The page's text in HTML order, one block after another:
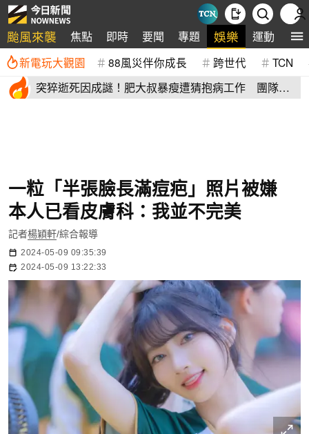
颱風來襲 焦點 即時 要聞 專題 娛樂 運動 全
新電玩大觀園 88風災伴你成長 跨世代 TCN
突猝逝死因成謎！肥大叔暴瘦遭猜抱病工作 團隊宣
一粒「半張臉長滿痘疤」照片被嫌
本人已看皮膚科：我並不完美
記者楊穎軒/綜合報導
2024-05-09 09:35:39
2024-05-09 13:22:33